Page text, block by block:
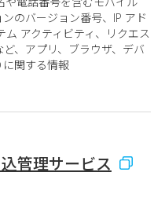
のバージョン番号、IP アド
アクティビティ、リクエス
、アプリ、ブラウザ、デバ
関する情報
管理サービス